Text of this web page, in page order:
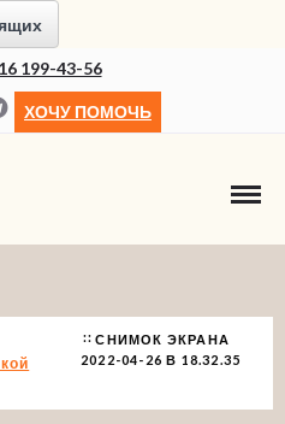
199-43-56
ХОЧУ ПОМОЧЬ
СНИМОК ЭКРАНА
2022-04-26 В 18.32.35